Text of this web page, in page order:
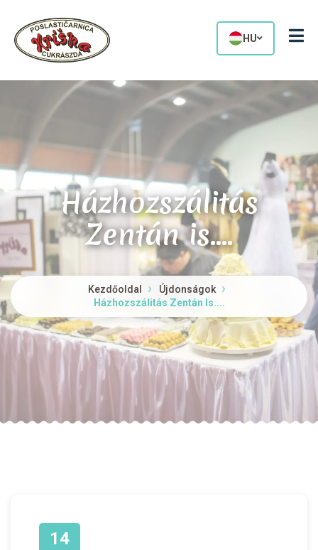
HU
Házhozszálitás
Zentán is....
Kezdőoldal
Újdonságok
Házhozszálitás Zentán Is....
14